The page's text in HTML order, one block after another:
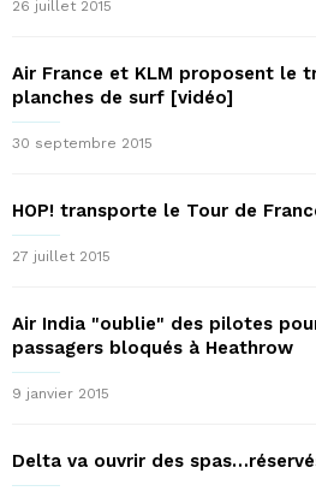
26 juillet 2015
Air France et KLM proposent le
planches de surf [vidéo]
30 septembre 2015
HOP! transporte le Tour de
27 juillet 2015
Air India "oublie" des pilotes
passagers bloqués à Heathrow
9 janvier 2015
Delta va ouvrir des